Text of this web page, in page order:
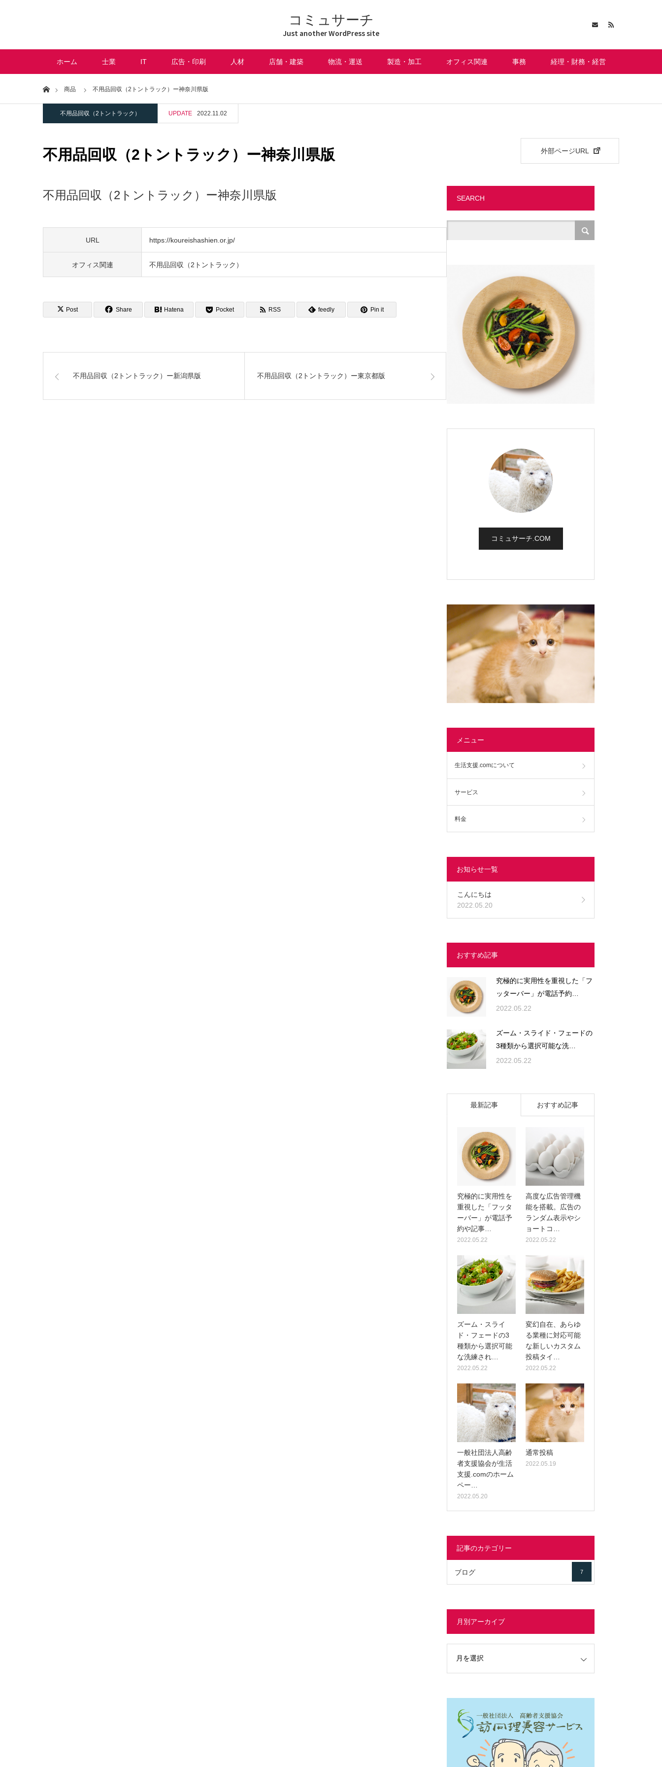
コミュサーチ
Just another WordPress site
ホーム 士業 IT 広告・印刷 人材 店舗・建築 物流・運送 製造・加工 オフィス関連 事務 経理・財務・経営
Home商品 不用品回収（2トントラック）ー神奈川県版
不用品回収（2トントラック） UPDATE 2022.11.02
不用品回収（2トントラック）ー神奈川県版 外部ページURL
不用品回収（2トントラック）ー神奈川県版
URL https://koureishashien.or.jp/
オフィス関連 不用品回収（2トントラック）
Post Share Hatena Pocket RSS feedly Pin it
不用品回収（2トントラック）ー新潟県版 不用品回収（2トントラック）ー東京都版
SEARCH
コミュサーチ.COM
メニュー
生活支援.comについて
サービス
料金
お知らせ一覧
こんにちは
2022.05.20
おすすめ記事
究極的に実用性を重視した「フ
ッターバー」が電話予約…
2022.05.22
ズーム・スライド・フェードの
3種類から選択可能な洗…
2022.05.22
最新記事 おすすめ記事
究極的に実用性を
重視した「フッタ
ーバー」が電話予
約や記事…
2022.05.22
高度な広告管理機
能を搭載。広告の
ランダム表示やシ
ョートコ…
2022.05.22
ズーム・スライ
ド・フェードの3
種類から選択可能
な洗練され…
2022.05.22
変幻自在、あらゆ
る業種に対応可能
な新しいカスタム
投稿タイ…
2022.05.22
一般社団法人高齢
者支援協会が生活
支援.comのホーム
ペー…
2022.05.20
通常投稿
2022.05.19
記事のカテゴリー
ブログ 7
月別アーカイブ